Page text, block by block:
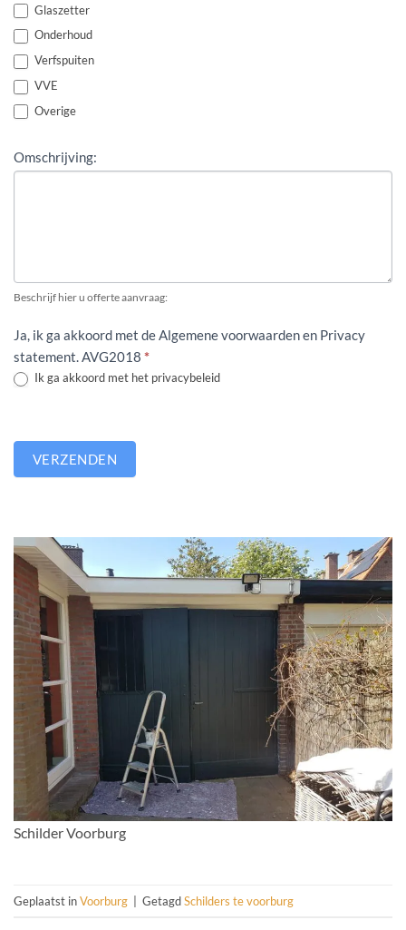
Glaszetter
Onderhoud
Verfspuiten
VVE
Overige
Omschrijving:
Beschrijf hier u offerte aanvraag:
Ja, ik ga akkoord met de Algemene voorwaarden en Privacy
statement. AVG2018 *
Ik ga akkoord met het privacybeleid
VERZENDEN
Schilder Voorburg
Geplaatst inVoorburg | GetagdSchilders te voorburg